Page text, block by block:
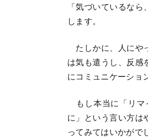
「気づいているな
します。
たしかに、人にや
は気も遣うし、反感
にコミュニケーショ
もし本当に「リマ
に」という言い方は
ってみてはいかがで